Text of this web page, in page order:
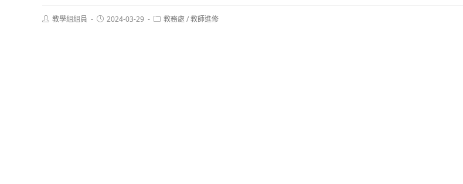
Post教學組組員
Post2024-03-29
Post教務處 /教師進修